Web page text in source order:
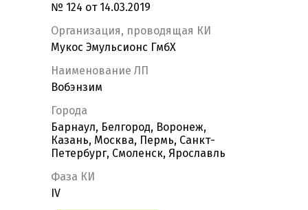
№ 124 от 14.03.2019
Организация, проводящая КИ
Мукос Эмульсионс ГмбХ
Наименование ЛП
Вобэнзим
Города
Барнаул, Белгород, Воронеж,
Казань, Москва, Пермь, Санкт-
Петербург, Смоленск, Ярославль
Фаза КИ
IV